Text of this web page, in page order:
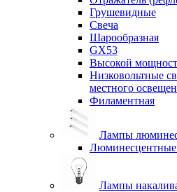
Грушевидные
Свеча
Шарообразная
GX53
Высокой
Низковольтные
местного
Филаментная
Лампы
Лампы